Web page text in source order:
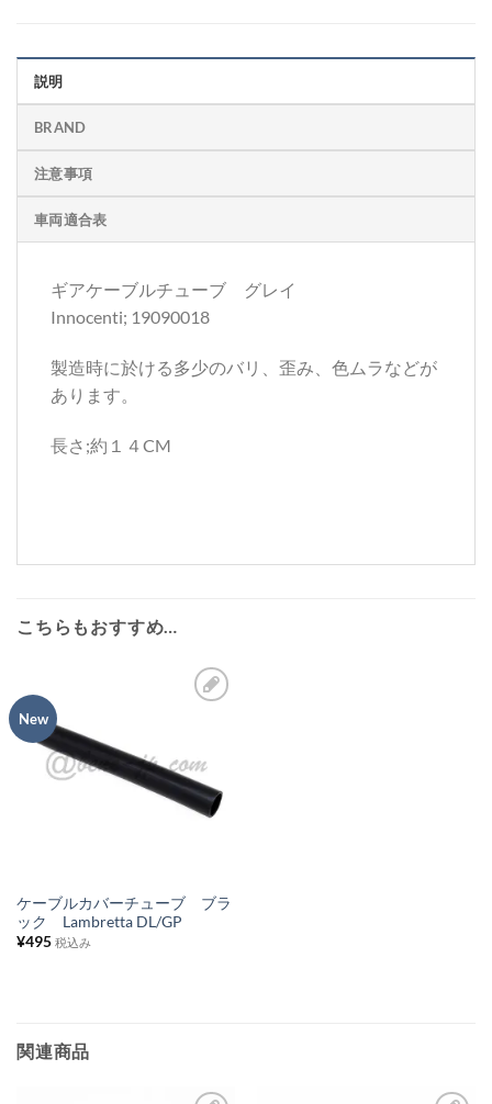
説明
BRAND
注意事項
車両適合表
ギアケーブルチューブ グレイ
Innocenti; 19090018
製造時に於ける多少のバリ、歪み、色ムラなどが
あります。
長さ;約１４CM
こちらもおすすめ…
New
に
入
ス
ケーブルカバーチューブ ブラ
ック Lambretta DL/GP
¥495 税込み
関連商品